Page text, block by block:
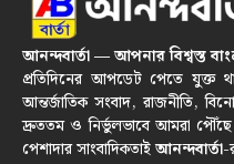
আনন্দবার্তা — আপনার বিশ্বস্ত
প্রতিদিনের আপডেট পেতে যুক্ত
আন্তর্জাতিক সংবাদ, রাজনীতি,
দ্রুততম ও নির্ভুলভাবে আমরা
পেশাদার সাংবাদিকতাইআনন্দবার্তা-